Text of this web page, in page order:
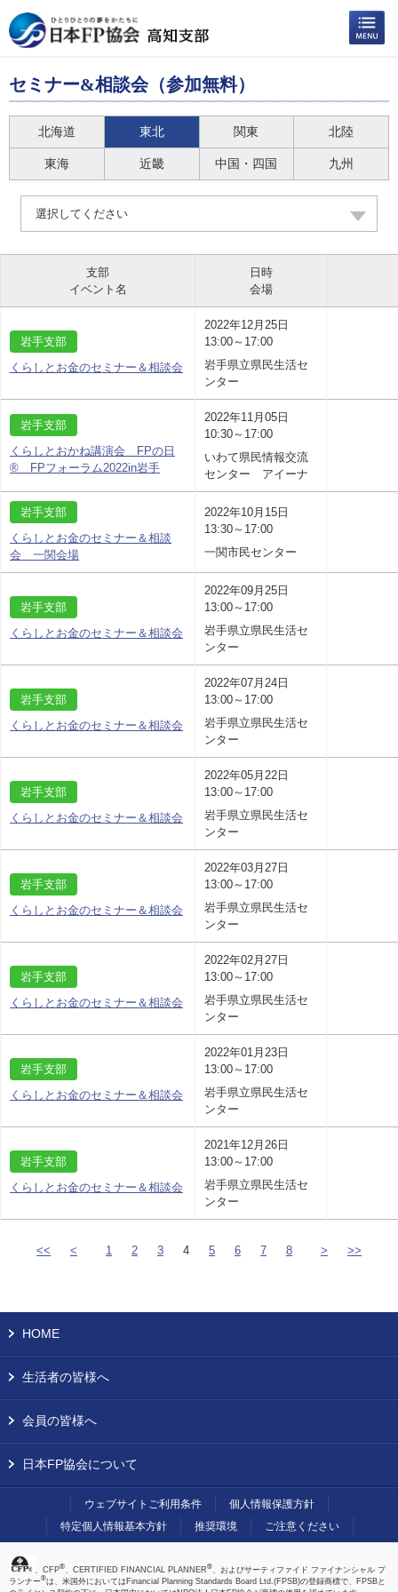
セミナー&相談会（参加無料）
北海道 東北 関東 北陸
東海 近畿 中国・四国 九州
選択してください
支部
イベント名
日時
会場
岩手支部
くらしとお金のセミナー＆相談会
2022年12月25日
13:00～17:00
岩手県立県民生活セ
ンター
岩手支部
くらしとおかね講演会 FPの日
® FPフォーラム2022in岩手
2022年11月05日
10:30～17:00
いわて県民情報交流
センター アイーナ
岩手支部
くらしとお金のセミナー＆相談
会 一関会場
2022年10月15日
13:30～17:00
一関市民センター
岩手支部
くらしとお金のセミナー＆相談会
2022年09月25日
13:00～17:00
岩手県立県民生活セ
ンター
岩手支部
くらしとお金のセミナー＆相談会
2022年07月24日
13:00～17:00
岩手県立県民生活セ
ンター
岩手支部
くらしとお金のセミナー＆相談会
2022年05月22日
13:00～17:00
岩手県立県民生活セ
ンター
岩手支部
くらしとお金のセミナー＆相談会
2022年03月27日
13:00～17:00
岩手県立県民生活セ
ンター
岩手支部
くらしとお金のセミナー＆相談会
2022年02月27日
13:00～17:00
岩手県立県民生活セ
ンター
岩手支部
くらしとお金のセミナー＆相談会
2022年01月23日
13:00～17:00
岩手県立県民生活セ
ンター
岩手支部
くらしとお金のセミナー＆相談会
2021年12月26日
13:00～17:00
岩手県立県民生活セ
ンター
<< < 1 2 3 4 5 6 7 8 > >>
HOME
生活者の皆様へ
会員の皆様へ
日本FP協会について
ウェブサイトご利用条件
個人情報保護方針
特定個人情報基本方針
推奨環境 ご注意ください
、CFP®、CERTIFIED FINANCIAL PLANNER®、およびサーティファイド ファイナンシャル プ
ランナー®は、米国外においてはFinancial Planning Standards Board Ltd.(FPSB)の登録商標で、FPSBと